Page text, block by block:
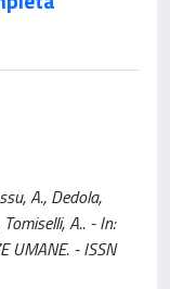
A., Dedola,
A.. - In:
UMANE. - ISSN